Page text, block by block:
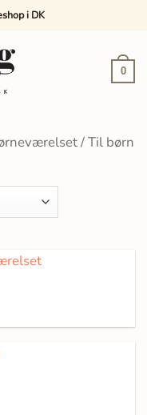
i DK
0
/ Til børn